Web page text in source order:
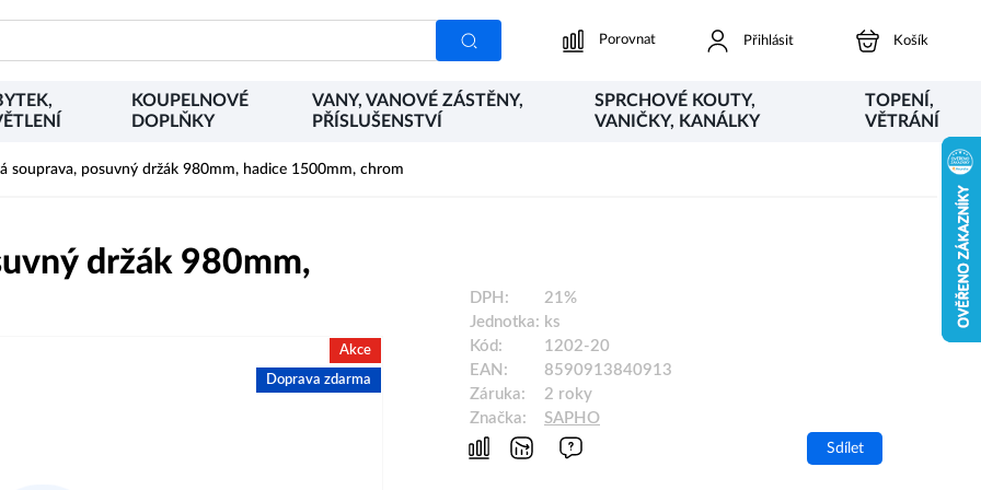
Porovnat Přihlásit Košík
KOUPELNOVÉ
DOPLŇKY
VANY, VANOVÉ ZÁSTĚNY,
PŘÍSLUŠENSTVÍ
SPRCHOVÉ KOUTY,
VANIČKY, KANÁLKY
TOPENÍ,
VĚTRÁNÍ
souprava, posuvný držák 980mm, hadice 1500mm, chrom
držák 980mm,
Akce
Doprava zdarma
DPH:
21%
Jednotka: ks
Kód:
1202-20
EAN:
8590913840913
Záruka:
2 roky
Značka:
SAPHO
Sdílet